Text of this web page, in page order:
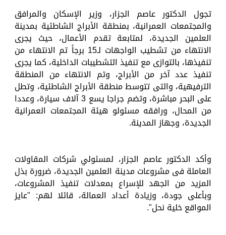
تجول الدكتور عاصم الجزار، وزير الإسكان والمرافق
والمجتمعات العمرانية، بمنطقة الأبراج الشاطئية بمدينة
العلمين الجديدة، لمتابعة تقدم الأعمال، حيث يجرى
الانتهاء من تشطيب الواجهات لـ15 برجاً تم الانتهاء من
تنفيذها، بالتوازى مع تنفيذ التشطيبات الداخلية، كما يجرى
تنفيذ عدد آخر من الأبراج، وتم الانتهاء من المنطقة
الترفيهية، والتى تتوسط منطقة الأبراج الشاطئية، وتطل
على البحر مباشرة، وتضم جراجا يسع 3 آلاف سيارة، وعددا
من المحال، ورافقه مسئولو هيئة المجتمعات العمرانية
الجديدة، وجهاز المدينة.
وأكد الدكتور عاصم الجزار، لمسئولي شركات المقاولات
العاملة فى مشروعات مدينة العلمين الجديدة، ضرورة بذل
المزيد من الجهد للإسراع بمعدلات تنفيذ المشروعات،
وبأعلى جودة، وزيادة أعداد العمالة، قائلا لهم: "عايز
المواقع خلية نحل".